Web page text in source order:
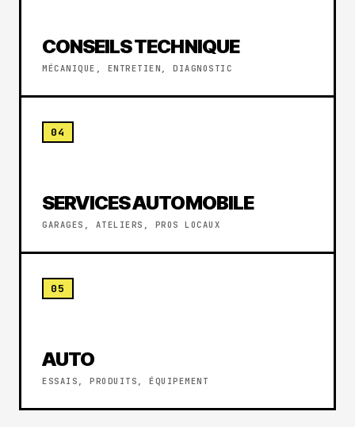
CONSEILS TECHNIQUE
MÉCANIQUE, ENTRETIEN, DIAGNOSTIC
04
SERVICES AUTOMOBILE
GARAGES, ATELIERS, PROS LOCAUX
05
AUTO
ESSAIS, PRODUITS, ÉQUIPEMENT